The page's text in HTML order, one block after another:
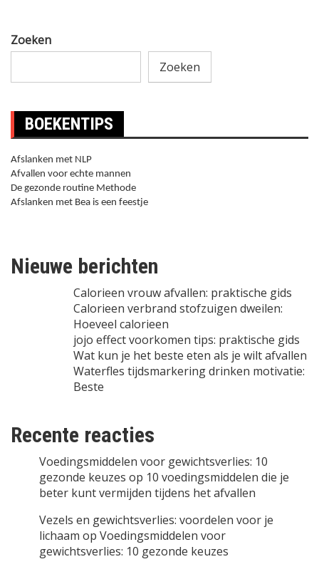
Zoeken
Zoeken
BOEKENTIPS
Afslanken met NLP
Afvallen voor echte mannen
De gezonde routine Methode
Afslanken met Bea is een feestje
Nieuwe berichten
Calorieen vrouw afvallen: praktische gids
Calorieen verbrand stofzuigen dweilen:
Hoeveel calorieen
jojo effect voorkomen tips: praktische gids
Wat kun je het beste eten als je wilt afvallen
Waterfles tijdsmarkering drinken motivatie:
Beste
Recente reacties
Voedingsmiddelen voor gewichtsverlies: 10
gezonde keuzes op 10 voedingsmiddelen die je
beter kunt vermijden tijdens het afvallen
Vezels en gewichtsverlies: voordelen voor je
lichaam op Voedingsmiddelen voor
gewichtsverlies: 10 gezonde keuzes